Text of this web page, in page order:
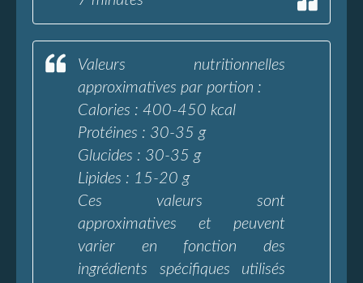
Valeurs nutritionnelles
approximatives par portion :
Calories : 400-450 kcal
Protéines : 30-35 g
Glucides : 30-35 g
Lipides : 15-20 g
Ces valeurs sont
approximatives et peuvent
varier en fonction des
ingrédients spécifiques utilisés